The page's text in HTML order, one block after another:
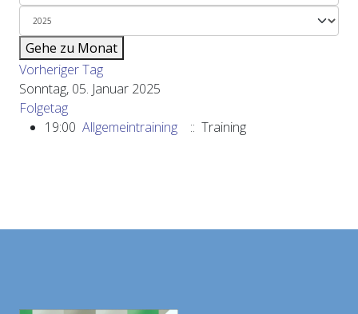
Gehe zu Monat
Vorheriger Tag
Sonntag, 05. Januar 2025
Folgetag
19:00 Allgemeintraining :: Training